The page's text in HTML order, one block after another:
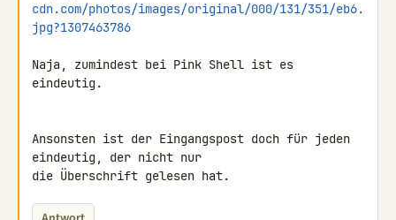
cdn.com/photos/images/original/000/131/351/eb6.
jpg?1307463786
Naja, zumindest bei Pink Shell ist es
eindeutig.
Ansonsten ist der Eingangspost doch für jeden
eindeutig, der nicht nur
die Überschrift gelesen hat.